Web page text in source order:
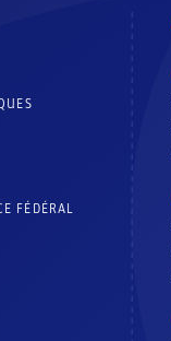
FÉDÉRAL